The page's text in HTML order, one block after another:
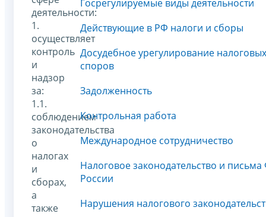
деятельности:
1.
осуществляет
контроль
и
надзор
за:
1.1.
соблюдением
законодательства
о
налогах
и
сборах,
а
также
Госрегулируемые виды деятельности
Действующие в РФ налоги и сборы
Досудебное урегулирование налоговых
споров
Задолженность
Контрольная работа
Международное сотрудничество
Налоговое законодательство и
России
Нарушения налогового